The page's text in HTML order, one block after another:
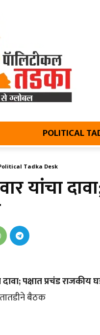
POLITICAL
Tadka Desk
यांचा
पक्षात प्रचंड राजकीय
बैठक